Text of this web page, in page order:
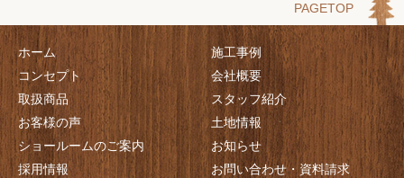
PAGETOP
ホーム
コンセプト
取扱商品
お客様の声
ショールームのご案内
採用情報
施工事例
会社概要
スタッフ紹介
土地情報
お知らせ
お問い合わせ・資料請求